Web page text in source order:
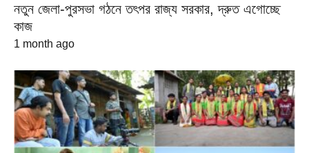
নতুন জেলা-পুরসভা গঠনে তৎপর রাজ্য সরকার, দ্রুত এগোচ্ছে
কাজ
1 month ago